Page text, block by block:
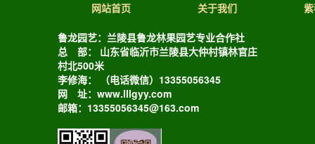
网站首页 关于我们
鲁龙园艺：兰陵县鲁龙林果园艺专业合作社
总 部： 山东省临沂市兰陵县大仲村镇林官庄
村北500米
李修海： （电话微信）13355056345
网 址：www.lllgyy.com
邮箱：13355056345@163.com